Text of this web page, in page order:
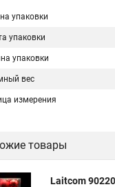
упаковки
упаковки
упаковки
вес
измерения
товары
Laitcom